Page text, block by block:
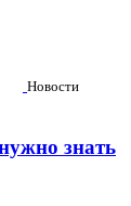
Новости
знать